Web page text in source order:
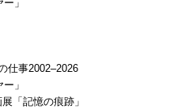
」
仕事2002–2026
」
「記憶の痕跡」